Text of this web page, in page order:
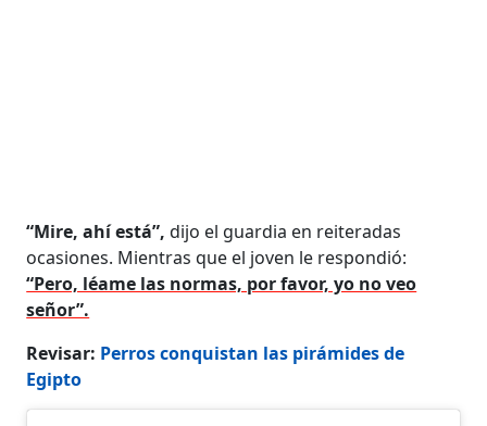
“Mire, ahí está”,dijo el guardia en reiteradas
ocasiones. Mientras que el joven le respondió:
“Pero, léame las normas, por favor, yo no veo
señor”.
Revisar: Perros conquistan las pirámides de
Egipto